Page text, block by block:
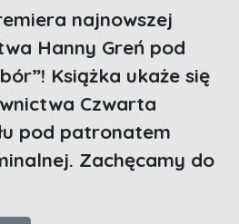
najnowszej
Hanny Greń pod
Książka ukaże się
Czwarta
pod patronatem
Zachęcamy do